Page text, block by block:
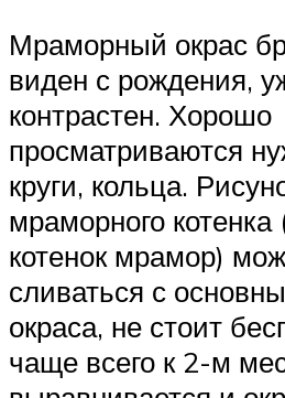
Мраморный окрас
виден с рождения,
контрастен. Хорошо
просматриваются
круги, кольца.
мраморного котенка
котенок мрамор)
сливаться с
окраса, не стоит
чаще всего к 2-м